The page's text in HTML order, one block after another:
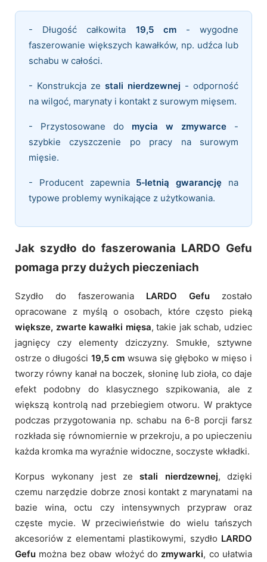
- Długość całkowita 19,5 cm- wygodne
faszerowanie większych kawałków, np. udźca lub
schabu w całości.
- Konstrukcja ze stali nierdzewnej - odporność
na wilgoć, marynaty i kontakt z surowym mięsem.
- Przystosowane do mycia w zmywarce -
szybkie czyszczenie po pracy na surowym
mięsie.
- Producent zapewnia 5‑letnią gwarancję na
typowe problemy wynikające z użytkowania.
Jak szydło do faszerowania LARDO Gefu
pomaga przy dużych pieczeniach
Szydło do faszerowania LARDO Gefu zostało
opracowane z myślą o osobach, które często pieką
większe, zwarte kawałki mięsa, takie jak schab, udziec
jagnięcy czy elementy dziczyzny. Smukłe, sztywne
ostrze o długości 19,5 cm wsuwa się głęboko w mięso i
tworzy równy kanał na boczek, słoninę lub zioła, co daje
efekt podobny do klasycznego szpikowania, ale z
większą kontrolą nad przebiegiem otworu. W praktyce
podczas przygotowania np. schabu na 6-8 porcji farsz
rozkłada się równomiernie w przekroju, a po upieczeniu
każda kromka ma wyraźnie widoczne, soczyste wkładki.
Korpus wykonany jest zestali nierdzewnej, dzięki
czemu narzędzie dobrze znosi kontakt z marynatami na
bazie wina, octu czy intensywnych przypraw oraz
częste mycie. W przeciwieństwie do wielu tańszych
akcesoriów z elementami plastikowymi, szydło LARDO
Gefu można bez obaw włożyć do zmywarki, co ułatwia